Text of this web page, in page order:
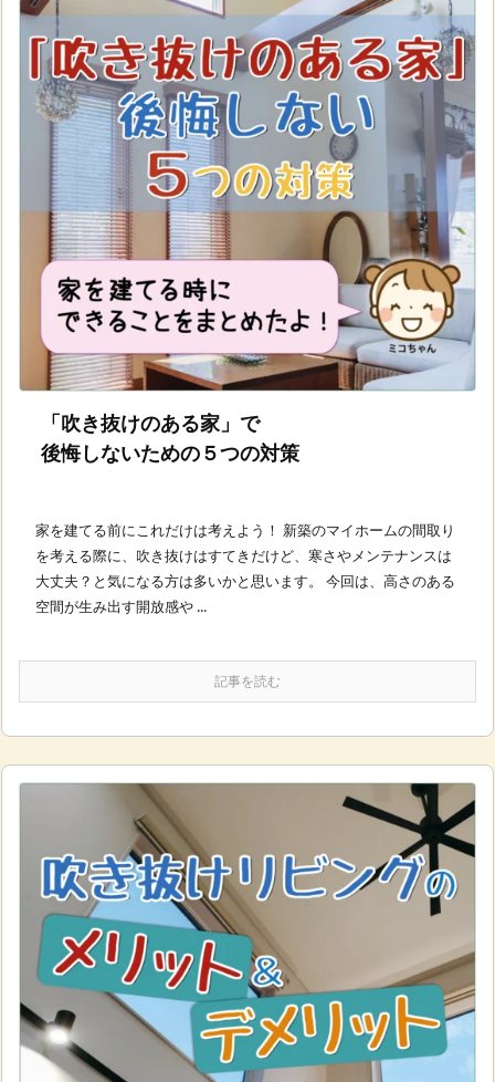
「吹き抜けのある家」で
後悔しないための５つの対策
家を建てる前にこれだけは考えよう！ 新築のマイホームの間取り
を考える際に、吹き抜けはすてきだけど、寒さやメンテナンスは
大丈夫？と気になる方は多いかと思います。 今回は、高さのある
空間が生み出す開放感や ...
記事を読む